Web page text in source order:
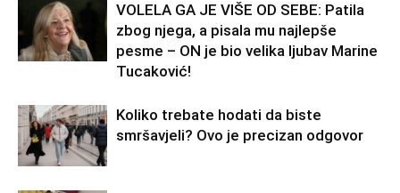
VOLELA GA JE VIŠE OD SEBE: Patila
zbog njega, a pisala mu najlepše
pesme – ON je bio velika ljubav Marine
Tucaković!
Koliko trebate hodati da biste
smršavjeli? Ovo je precizan odgovor